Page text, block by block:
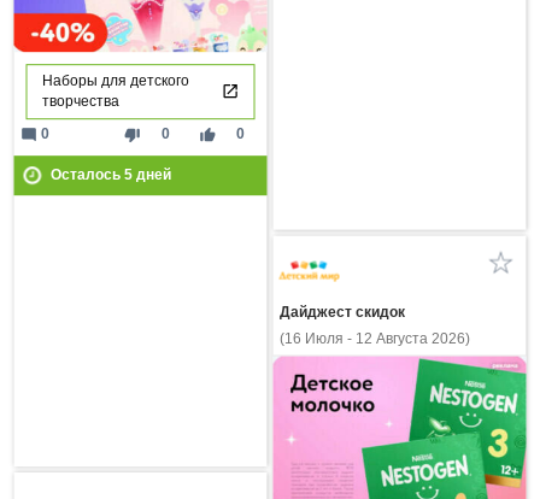
Наборы для детского
творчества
thumb_down 0 thumb_up 0
mode_comment 0
Осталось 5дней
Дайджест скидок
(16 Июля - 12 Августа 2026)